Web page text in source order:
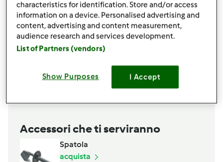
200 gr. Burro
250 gr. Noci sgusciate
150 gr. Maizena
1 bustina lievito x dolci
Aggiungi alla lista della spesa
Accessori che ti serviranno
Spatola
acquista
characteristics for identification. Store and/or access
information on a device. Personalised advertising and
content, advertising and content measurement,
audience research and services development.
List of Partners (vendors)
Show Purposes I Accept